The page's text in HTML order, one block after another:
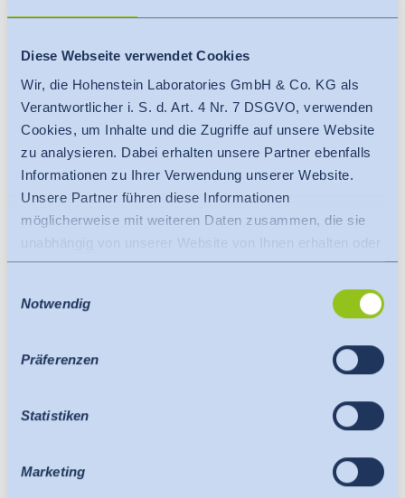
Diese Webseite verwendet Cookies
Wir, die Hohenstein Laboratories GmbH & Co. KG als
Verantwortlicher i. S. d. Art. 4 Nr. 7 DSGVO, verwenden
Cookies, um Inhalte und die Zugriffe auf unsere Website
zu analysieren. Dabei erhalten unsere Partner ebenfalls
Informationen zu Ihrer Verwendung unserer Website.
Unsere Partner führen diese Informationen
möglicherweise mit weiteren Daten zusammen, die sie
unabhängig von unserer Website von Ihnen erhalten oder
gesammelt haben.
Es findet eine Datenübermittlung an ein Drittland oder
eine internationale Organisation statt. Berücksichtigt
Kommission. Dieser besagt, dass es sich um ein
Schutzniveau bietet.
existiert ein Angemessenheitsbeschluss der EU-
Kommission (Data Privacy Framework), welches die
Notwendig
Präferenzen
Statistiken
Marketing